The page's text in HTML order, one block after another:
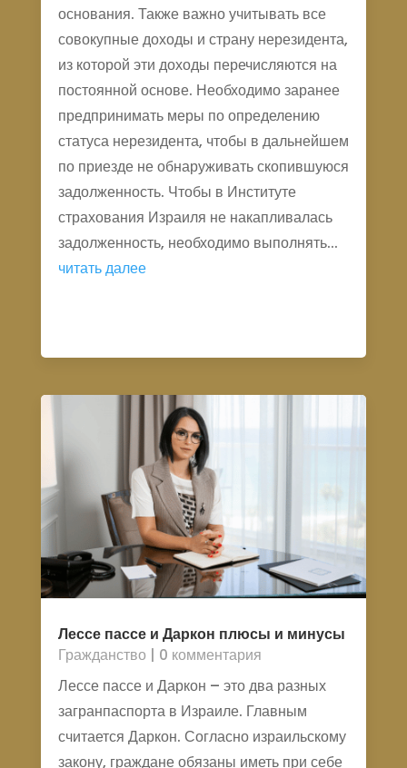
основания. Также важно учитывать все
совокупные доходы и страну нерезидента,
из которой эти доходы перечисляются на
постоянной основе. Необходимо заранее
предпринимать меры по определению
статуса нерезидента, чтобы в дальнейшем
по приезде не обнаруживать скопившуюся
задолженность. Чтобы в Институте
страхования Израиля не накапливалась
задолженность, необходимо выполнять...
читать далее
Лессе пассе и Даркон плюсы и минусы
Гражданство | 0 комментария
Лессе пассе и Даркон – это два разных
загранпаспорта в Израиле. Главным
считается Даркон. Согласно израильскому
закону, граждане обязаны иметь при себе